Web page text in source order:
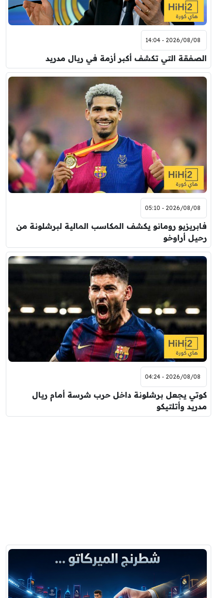
2026/08/08 - 14:04
الصفقة التي تكشف أكبر أزمة في ريال مدريد
2026/08/08 - 05:10
فابريزيو رومانو يكشف المكاسب المالية لبرشلونة من
رحيل أراوخو
2026/08/08 - 04:24
كوتي يجعل برشلونة داخل حرب شرسة أمام ريال
مدريد وأتلتيكو